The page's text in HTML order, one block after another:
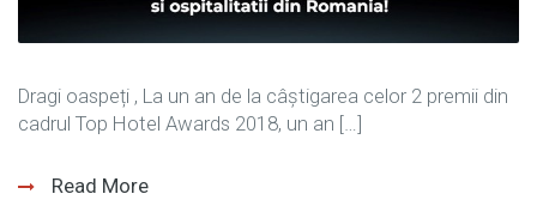
Dragi oaspeți , La un an de la câștigarea celor 2 premii din
cadrul Top Hotel Awards 2018, un an […]
Read More